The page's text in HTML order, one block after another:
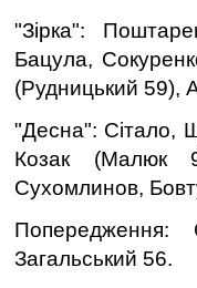
"Зірка":
Бацула,
(Рудницький 59),
"Десна": Сітало,
Козак (Малюк
Сухомлинов,
Загальський 56.